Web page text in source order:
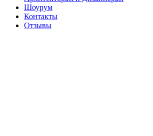
Шоурум
Контакты
Отзывы